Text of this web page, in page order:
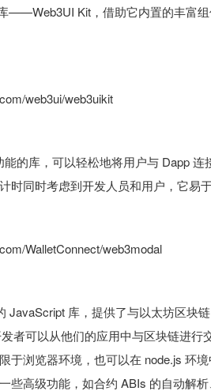
——Web3UI Kit，借助它内置的丰富
web3ui/web3uikit
能的库，可以轻松地将用户与 Dapp
时同时考虑到开发人员和用户，它易
WalletConnect/web3modal
JavaScript 库，提供了与以太坊区块
者可以从他们的应用中与区块链进
于浏览器环境，也可以在 node.js 环
些高级功能，如合约 ABIs 的自动解